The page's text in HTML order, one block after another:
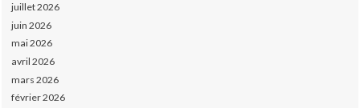
juillet 2026
juin 2026
mai 2026
avril 2026
mars 2026
février 2026